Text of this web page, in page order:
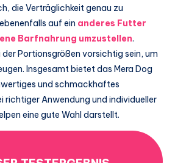
die Verträglichkeit genau zu
auf ein anderes Futter
Barfnahrung umzustellen.
Portionsgrößen vorsichtig sein, um
Insgesamt bietet das Mera Dog
und schmackhaftes
richtiger Anwendung und individueller
eine gute Wahl darstellt.